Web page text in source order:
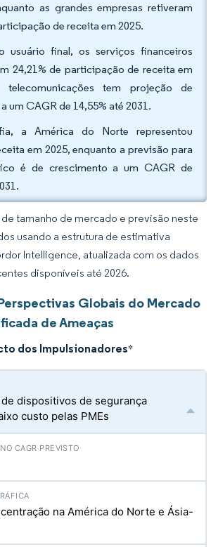
as grandes empresas retiveram
de receita em 2025.
usuário final, os serviços financeiros
24,21% de participação de receita em
tem projeção de
um CAGR de 14,55% até 2031.
a América do Norte representou
em 2025, enquanto a previsão para
é de crescimento a um CAGR de
tamanho de mercado e previsão neste
usando a estrutura de estimativa
Intelligence, atualizada com os dados
disponíveis até 2026.
Globais do Mercado
de Ameaças
dos Impulsionadores*
de dispositivos de segurança
custo pelas PMEs
na América do Norte e Ásia-